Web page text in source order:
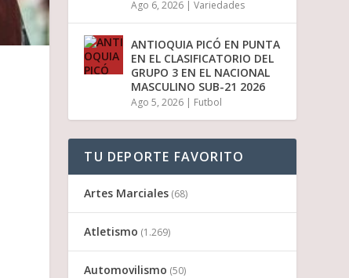
Ago 6, 2026 |Variedades
ANTIOQUIA PICÓ EN PUNTA
EN EL CLASIFICATORIO DEL
GRUPO 3 EN EL NACIONAL
MASCULINO SUB-21 2026
Ago 5, 2026 | Futbol
TU DEPORTE FAVORITO
Artes Marciales (68)
Atletismo (1.269)
Automovilismo (50)